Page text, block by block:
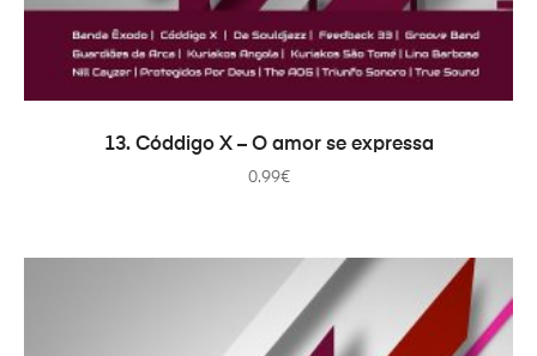
ADICIONAR
13. Códdigo X – O amor se expressa
0.99€